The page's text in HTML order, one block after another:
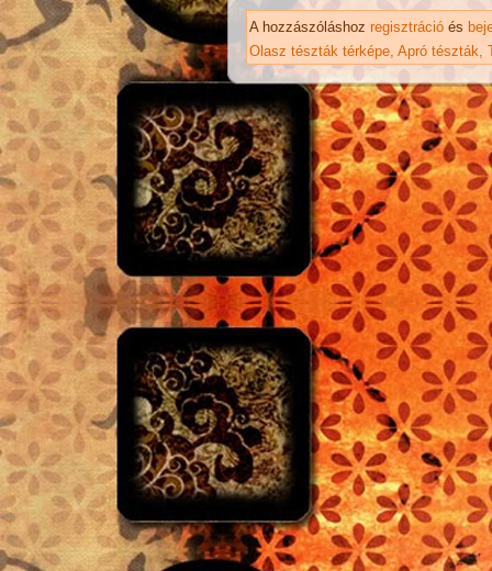
A hozzászóláshoz regisztráció és
Olasz tészták térképe Apró tészták